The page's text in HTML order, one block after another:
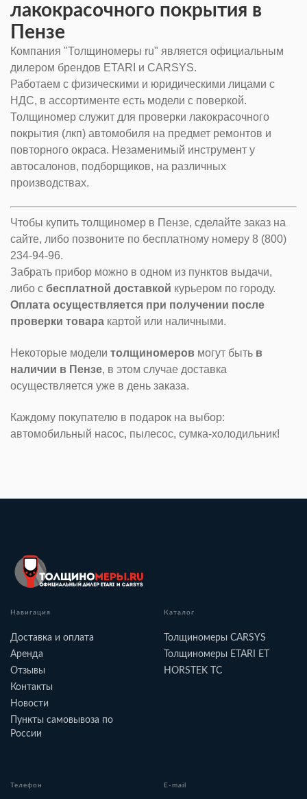
лакокрасочного покрытия в
Пензе
Компания "Толщиномеры ru" является официальным
дилером брендов ETARI и CARSYS.
Работаем с физическими и юридическими лицами с
НДС, в ассортименте есть модели с поверкой.
Толщиномер служит для проверки лакокрасочного
покрытия (лкп) автомобиля на предмет ремонтов и
повторного окраса. Незаменимый инструмент у
автосалонов, подборщиков, на различных
производствах.
Чтобы купить толщиномер в Пензе, сделайте заказ на
сайте, либо позвоните по бесплатному номеру 8 (800)
234-94-96.
Забрать прибор можно в одном из пунктов выдачи,
либо с бесплатной доставкой курьером по городу.
Оплата осуществляется при получении после
проверки товара картой или наличными.
Некоторые модели толщиномеров могут быть в
наличии в Пензе, в этом случае доставка
осуществляется уже в день заказа.
Каждому покупателю в подарок на выбор:
автомобильный насос, пылесос, сумка-холодильник!
Навигация
Доставка и оплата
Аренда
Отзывы
Контакты
Новости
Пункты самовывоза по
России
Каталог
Толщиномеры CARSYS
Толщиномеры ETARI ET
HORSTEK TC
Телефон E-mail